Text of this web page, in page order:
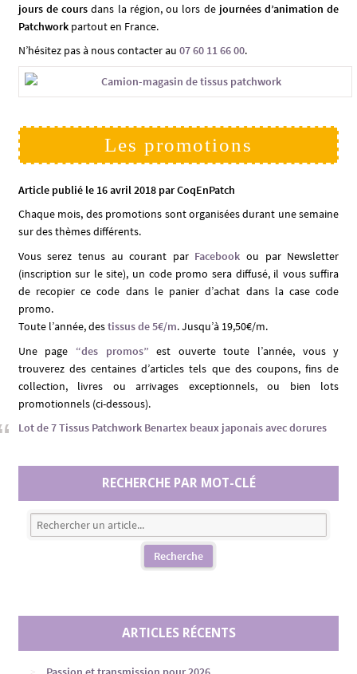
jours de cours dans la région, ou lors de journées d’animation de
Patchworkpartout en France.
N’hésitez pas à nous contacter au 07 60 11 66 00.
Les promotions
Article publié le 16 avril 2018 par CoqEnPatch
Chaque mois, des promotions sont organisées durant une semaine
sur des thèmes différents.
Vous serez tenus au courant par Facebook ou par Newsletter
(inscription sur le site), un code promo sera diffusé, il vous suffira
de recopier ce code dans le panier d’achat dans la case code
promo.
Toute l’année, destissus de 5€/m. Jusqu’à 19,50€/m.
Une page “des promos” est ouverte toute l’année, vous y
trouverez des centaines d’articles tels que des coupons, fins de
collection, livres ou arrivages exceptionnels, ou bien lots
promotionnels (ci-dessous).
Lot de 7 Tissus Patchwork Benartex beaux japonais avec dorures
RECHERCHE PAR MOT-CLÉ
ARTICLES RÉCENTS